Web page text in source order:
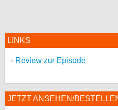
LINKS
Review zur Episode
JETZT ANSEHEN/